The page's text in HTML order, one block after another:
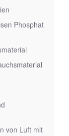
Phosphat
von Luft mit